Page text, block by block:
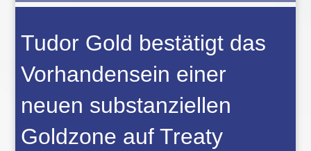
Tudor Gold bestätigt das
Vorhandensein einer
neuen substanziellen
Goldzone auf Treaty